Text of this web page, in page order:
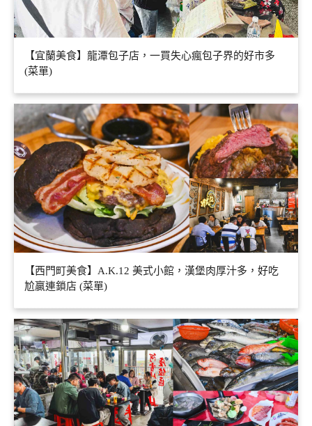
【宜蘭美食】龍潭包子店，一買失心瘋包子界的好市多
(菜單)
【西門町美食】A.K.12 美式小館，漢堡肉厚汁多，好吃
尬贏連鎖店 (菜單)